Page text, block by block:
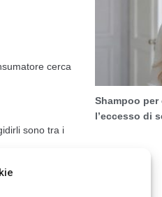
cerca
sono tra i
Shampoo
l’eccesso di